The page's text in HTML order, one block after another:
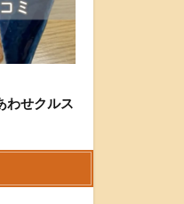
わせクルス